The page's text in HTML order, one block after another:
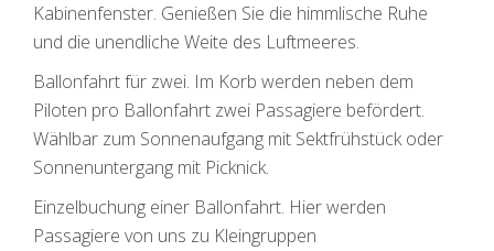
Kabinenfenster. Genießen Sie die himmlische Ruhe
und die unendliche Weite des Luftmeeres.
Ballonfahrt für zwei. Im Korb werden neben dem
Piloten pro Ballonfahrt zwei Passagiere befördert.
Wählbar zum Sonnenaufgang mit Sektfrühstück oder
Sonnenuntergang mit Picknick.
Einzelbuchung einer Ballonfahrt. Hier werden
Passagiere von uns zu Kleingruppen